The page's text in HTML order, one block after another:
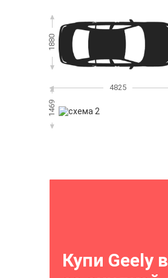
1880
4825
1469
Купи Geely